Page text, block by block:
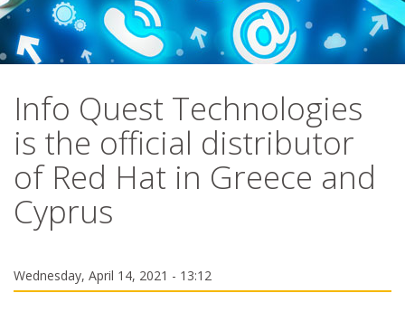
Info Quest Technologies
is the official distributor
of Red Hat in Greece and
Cyprus
Wednesday, April 14, 2021 - 13:12